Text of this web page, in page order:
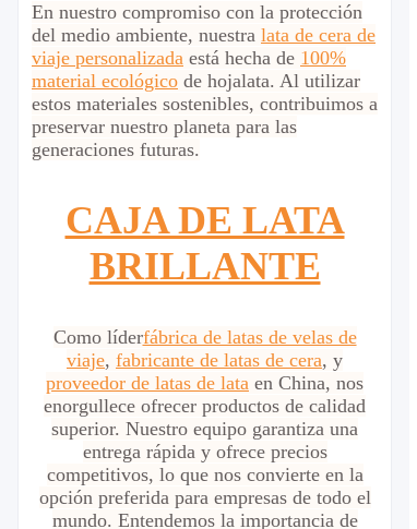
En nuestro compromiso con la protección
del medio ambiente, nuestra lata de cera de
viaje personalizada está hecha de 100%
material ecológico de hojalata. Al utilizar
estos materiales sostenibles, contribuimos a
preservar nuestro planeta para las
generaciones futuras.
CAJA DE LATA
BRILLANTE
Como líderfábrica de latas de velas de
viaje, fabricante de latas de cera, y
proveedor de latas de lata en China, nos
enorgullece ofrecer productos de calidad
superior. Nuestro equipo garantiza una
entrega rápida y ofrece precios
competitivos, lo que nos convierte en la
opción preferida para empresas de todo el
mundo. Entendemos la importancia de